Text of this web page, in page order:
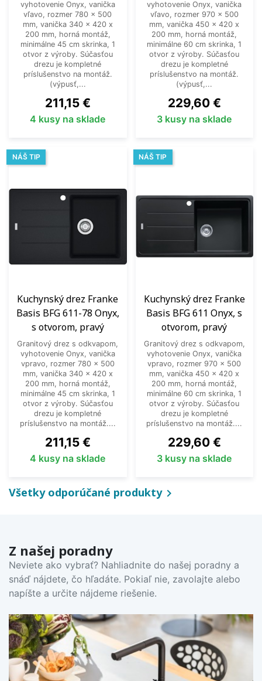
vyhotovenie Onyx, vanička
vľavo, rozmer 780 x 500
mm, vanička 340 x 420 x
200 mm, horná montáž,
minimálne 45 cm skrinka, 1
otvor z výroby. Súčasťou
drezu je kompletné
príslušenstvo na montáž.
(výpusť,...
Cena
211,15 €
4 kusy na sklade
vyhotovenie Onyx, vanička
vľavo, rozmer 970 x 500
mm, vanička 450 x 420 x
200 mm, horná montáž,
minimálne 60 cm skrinka, 1
otvor z výroby. Súčasťou
drezu je kompletné
príslušenstvo na montáž.
(výpusť,...
Cena
229,60 €
3 kusy na sklade
Kuchynský drez Franke
Basis BFG 611-78 Onyx,
s otvorom, pravý
Granitový drez s odkvapom,
vyhotovenie Onyx, vanička
vpravo, rozmer 780 x 500
mm, vanička 340 x 420 x
200 mm, horná montáž,
minimálne 45 cm skrinka, 1
otvor z výroby. Súčasťou
drezu je kompletné
príslušenstvo na montáž....
Cena
211,15 €
4 kusy na sklade
NÁŠ TIP
Kuchynský drez Franke
Basis BFG 611 Onyx, s
otvorom, pravý
Granitový drez s odkvapom,
vyhotovenie Onyx, vanička
vpravo, rozmer 970 x 500
mm, vanička 450 x 420 x
200 mm, horná montáž,
minimálne 60 cm skrinka, 1
otvor z výroby. Súčasťou
drezu je kompletné
príslušenstvo na montáž....
Cena
229,60 €
3 kusy na sklade
NÁŠ TIP
Všetky odporúčané produkty
Z našej poradny
Neviete ako vybrať? Nahliadnite do našej poradny a
snáď nájdete, čo hľadáte. Pokiaľ nie, zavolajte alebo
napíšte a určite nájdeme riešenie.